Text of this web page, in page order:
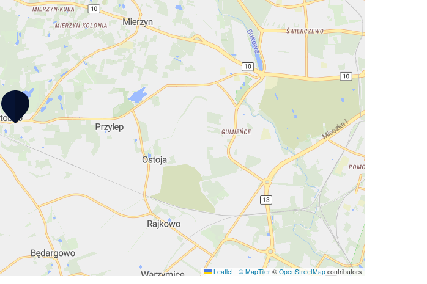
Leaflet | © MapTiler © OpenStreetMap contributors